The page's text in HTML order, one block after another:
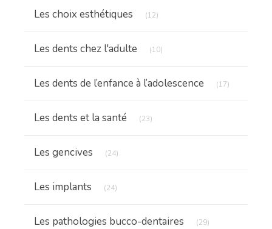
Les choix esthétiques (12)
Les dents chez l'adulte (10)
Les dents de l’enfance à l’adolescence (17)
Les dents et la santé (23)
Les gencives (24)
Les implants (24)
Les pathologies bucco-dentaires (29)